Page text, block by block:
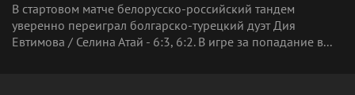
В стартовом матче белорусско-российский тандем
уверенно переиграл болгарско-турецкий дуэт Дия
Евтимова / Селина Атай - 6:3, 6:2. В игре за попадание в...